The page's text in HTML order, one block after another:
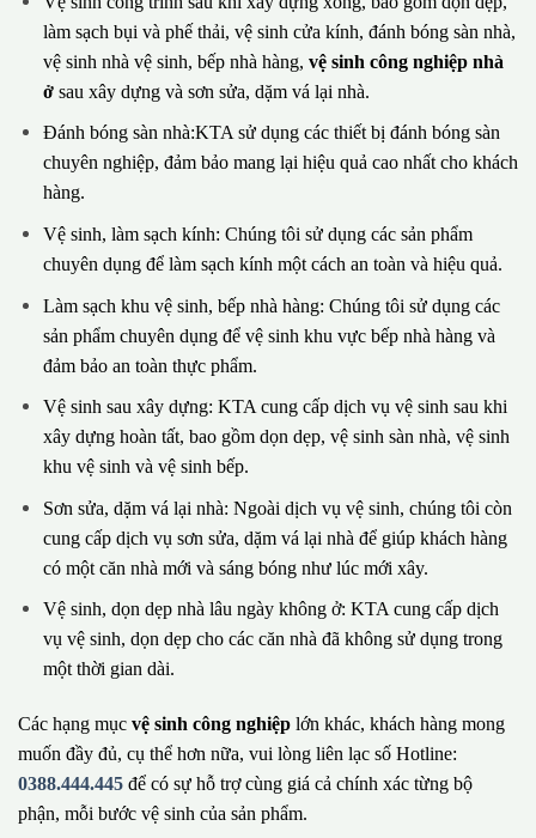
làm sạch bụi và phế thải, vệ sinh cửa kính, đánh bóng sàn nhà,
vệ sinh nhà vệ sinh, bếp nhà hàng, vệ sinh công nghiệp nhà
ởsau xây dựng và sơn sửa, dặm vá lại nhà.
Đánh bóng sàn nhà:KTA sử dụng các thiết bị đánh bóng sàn
chuyên nghiệp, đảm bảo mang lại hiệu quả cao nhất cho khách
hàng.
Vệ sinh, làm sạch kính: Chúng tôi sử dụng các sản phẩm
chuyên dụng để làm sạch kính một cách an toàn và hiệu quả.
Làm sạch khu vệ sinh, bếp nhà hàng: Chúng tôi sử dụng các
sản phẩm chuyên dụng để vệ sinh khu vực bếp nhà hàng và
đảm bảo an toàn thực phẩm.
Vệ sinh sau xây dựng: KTA cung cấp dịch vụ vệ sinh sau khi
xây dựng hoàn tất, bao gồm dọn dẹp, vệ sinh sàn nhà, vệ sinh
khu vệ sinh và vệ sinh bếp.
Sơn sửa, dặm vá lại nhà: Ngoài dịch vụ vệ sinh, chúng tôi còn
cung cấp dịch vụ sơn sửa, dặm vá lại nhà để giúp khách hàng
có một căn nhà mới và sáng bóng như lúc mới xây.
Vệ sinh, dọn dẹp nhà lâu ngày không ở: KTA cung cấp dịch
vụ vệ sinh, dọn dẹp cho các căn nhà đã không sử dụng trong
một thời gian dài.
Các hạng mục vệ sinh công nghiệp lớn khác, khách hàng mong
muốn đầy đủ, cụ thể hơn nữa, vui lòng liên lạc số Hotline:
0388.444.445 để có sự hỗ trợ cùng giá cả chính xác từng bộ
phận, mỗi bước vệ sinh của sản phẩm.